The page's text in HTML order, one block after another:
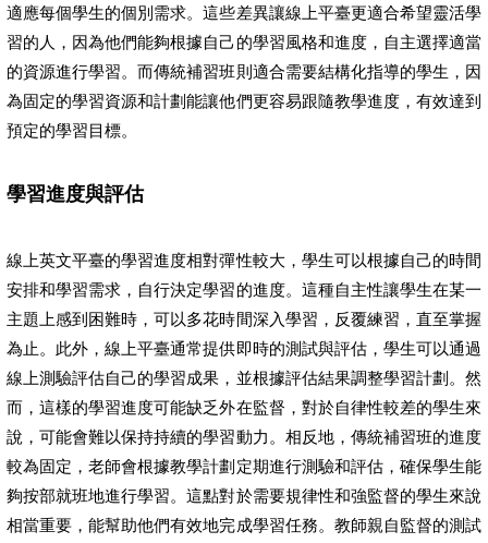
適應每個學生的個別需求。這些差異讓線上平臺更適合希望靈活學
習的人，因為他們能夠根據自己的學習風格和進度，自主選擇適當
的資源進行學習。而傳統補習班則適合需要結構化指導的學生，因
為固定的學習資源和計劃能讓他們更容易跟隨教學進度，有效達到
預定的學習目標。
學習進度與評估
線上英文平臺的學習進度相對彈性較大，學生可以根據自己的時間
安排和學習需求，自行決定學習的進度。這種自主性讓學生在某一
主題上感到困難時，可以多花時間深入學習，反覆練習，直至掌握
為止。此外，線上平臺通常提供即時的測試與評估，學生可以通過
線上測驗評估自己的學習成果，並根據評估結果調整學習計劃。然
而，這樣的學習進度可能缺乏外在監督，對於自律性較差的學生來
說，可能會難以保持持續的學習動力。相反地，傳統補習班的進度
較為固定，老師會根據教學計劃定期進行測驗和評估，確保學生能
夠按部就班地進行學習。這點對於需要規律性和強監督的學生來說
相當重要，能幫助他們有效地完成學習任務。教師親自監督的測試